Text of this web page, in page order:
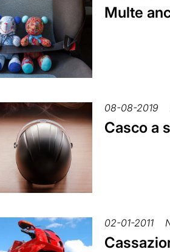
Multe
08-08-2019
Casco a
02-01-2011